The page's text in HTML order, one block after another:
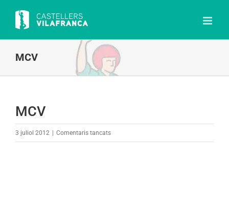
content
MCV
MCV
3 juliol 2012 Comentaris tancatsa